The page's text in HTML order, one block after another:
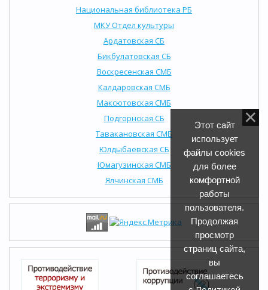
Национальная библиотека РБ
МКУ Отдел культуры
Ардатовская СБ
Бикбулатовская СБ
Воскресенская СМБ
Калдаровская СМБ
Максютовская СМБ
Подгорнская СБ
Тавакановская СМБ
Юлдыбаевская СБ
Юмагузинская СМБ
Ялчинская СМБ
Этот сайт
использует
файлы cookies
для более
комфортной
работы
пользователя.
Продолжая
просмотр
страниц сайта,
вы
соглашаетесь